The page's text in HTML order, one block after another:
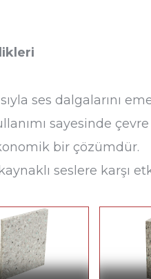
ses dalgalarını
sayesinde
bir çözümdür.
seslere karşı